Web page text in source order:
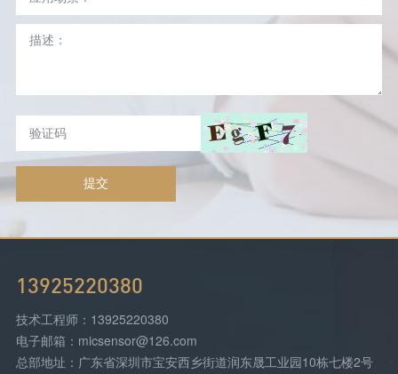
提交
13925220380
技术工程师：13925220380
电子邮箱：micsensor@126.com
总部地址：广东省深圳市宝安西乡街道润东晟工业园10栋七楼2号